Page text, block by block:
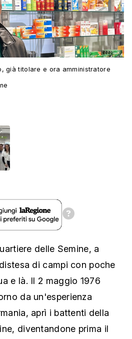
già titolare e ora amministratore
delle Semine, a
di campi con poche
e là. Il 2 maggio 1976
da un'esperienza
aprì i battenti della
diventandone prima il